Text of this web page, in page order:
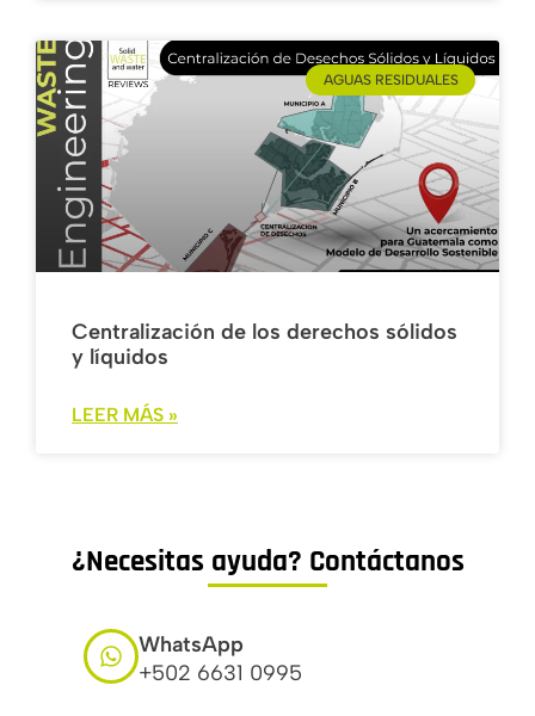
AGUAS RESIDUALES
Centralización de los derechos sólidos
y líquidos
LEER MÁS »
¿Necesitas ayuda? Contáctanos
WhatsApp
+502 6631 0995